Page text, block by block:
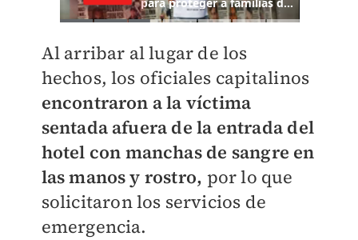
Al arribar al lugar de los
hechos, los oficiales capitalinos
encontraron a la víctima
sentada afuera de la entrada del
hotel con manchas de sangre en
las manos y rostro, por lo que
solicitaron los servicios de
emergencia.